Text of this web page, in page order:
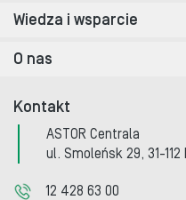
Wiedza i wsparcie
O nas
Kontakt
ASTOR Centrala
ul. Smoleńsk 29, 31-112
12 428 63 00